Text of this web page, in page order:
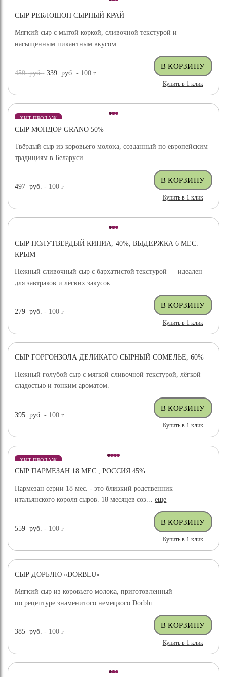
СЫР РЕБЛОШОН СЫРНЫЙ КРАЙ
Мягкий сыр с мытой коркой, сливочной текстурой и
насыщенным пикантным вкусом.
459руб. 339 руб. - 100г
Купить в 1 клик
ХИТ ПРОДАЖ
СЫР МОНДОР GRANO 50%
Твёрдый сыр из коровьего молока, созданный по европейским
традициям в Беларуси.
497 руб. - 100г
Купить в 1 клик
СЫР ПОЛУТВЕРДЫЙ КИПИА, 40%, ВЫДЕРЖКА 6 МЕС.
КРЫМ
Нежный сливочный сыр с бархатистой текстурой — идеален
для завтраков и лёгких закусок.
279 руб. - 100г
Купить в 1 клик
СЫР ГОРГОНЗОЛА ДЕЛИКАТО СЫРНЫЙ СОМЕЛЬЕ, 60%
Нежный голубой сыр с мягкой сливочной текстурой, лёгкой
сладостью и тонким ароматом.
395 руб. - 100г
Купить в 1 клик
ХИТ ПРОДАЖ
СЫР ПАРМЕЗАН 18 МЕС., РОССИЯ 45%
Пармезан серии 18 мес. - это близкий родственник
итальянского короля сыров. 18 месяцев соз...еще
559 руб. - 100г
Купить в 1 клик
СЫР ДОРБЛЮ «DORBLU»
Мягкий сыр из коровьего молока, приготовленный
по рецептуре знаменитого немецкого Dorblu.
385 руб. - 100г
Купить в 1 клик